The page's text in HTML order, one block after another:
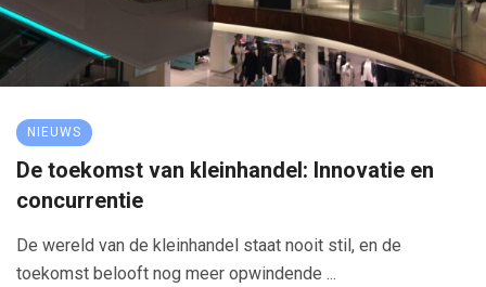
NIEUWS
De toekomst van kleinhandel: Innovatie en
concurrentie
De wereld van de kleinhandel staat nooit stil, en de
toekomst belooft nog meer opwindende ...